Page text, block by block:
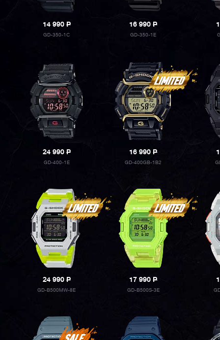
14 990P
GD-350-1C
16 990P
GD-350-1E
24 990P
GD-400-1E
16 990P
GD-400GB-1B2
24 990P
GD-B500MW-8E
17 990P
GD-B500S-3E